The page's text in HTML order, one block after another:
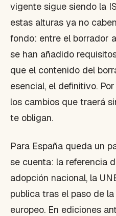
vigente sigue siendo la
estas alturas ya no
fondo: entre el borrador
se han añadido
que el contenido del
esencial, el definitivo.
los cambios que traerá
te obligan.
Para España queda un
se cuenta: la referencia
adopción nacional, la
publica tras el paso de
europeo. En ediciones